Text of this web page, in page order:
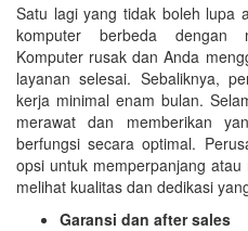
Satu lagi yang tidak boleh lupa
komputer berbeda dengan
Komputer rusak dan Anda
layanan selesai. Sebaliknya,
kerja minimal enam bulan.
merawat dan memberikan
berfungsi secara optimal.
opsi untuk memperpanjang
melihat kualitas dan dedikasi
Garansi dan after sales